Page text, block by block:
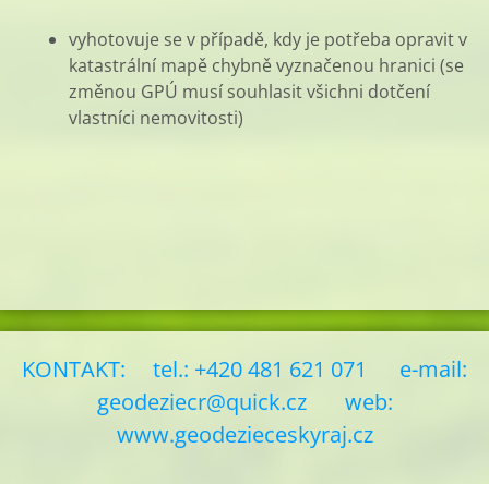
vyhotovuje se v případě, kdy je potřeba opravit v
katastrální mapě chybně vyznačenou hranici (se
změnou GPÚ musí souhlasit všichni dotčení
vlastníci nemovitosti)
KONTAKT: tel.: +420 481 621 071 e-mail:
geodeziecr@quick.czweb:
www.geodezieceskyraj.cz